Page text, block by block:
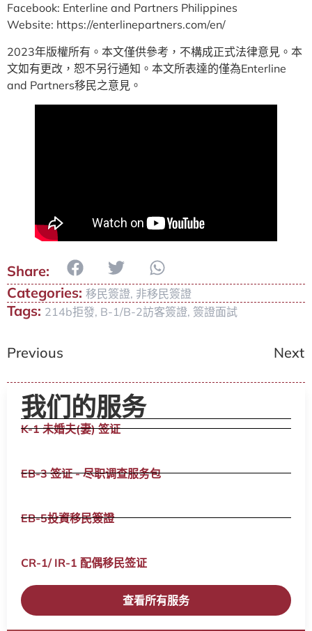
Facebook: Enterline and Partners Philippines
Website: https://enterlinepartners.com/en/
2023年版權所有。本文僅供參考，不構成正式法律意見。本
文如有更改，恕不另行通知。本文所表達的僅為Enterline
and Partners移民之意見。
Categories: 移民簽證, 非移民簽證
Tags: 214b拒發, B-1/B-2訪客簽證, 簽證面試
Previous Next
我们的服务
K-1 未婚夫(妻) 签证
EB-3 签证 - 尽职调查服务包
EB-5投資移民簽證
CR-1/ IR-1 配偶移民签证​
查看所有服务